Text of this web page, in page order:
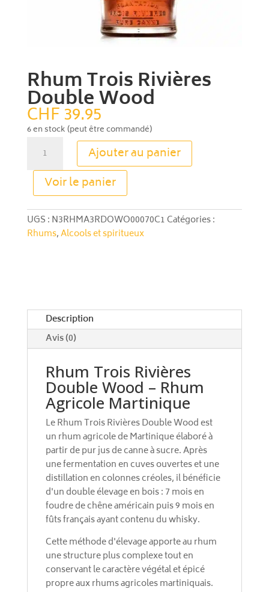
Rhum Trois Rivières
Double Wood
CHF39.95
6 en stock (peut être commandé)
Rhum
Trois
Rivières
Double
Wood
Ajouter au panier
Voir le panier
A
l
e
r
e
:
UGS : N3RHMA3RDOWO00070C1Catégories :
Rhums,Alcools et spiritueux
Description
Avis (0)
Rhum Trois Rivières
Double Wood – Rhum
Agricole Martinique
Le Rhum Trois Rivières Double Wood est
un rhum agricole de Martinique élaboré à
partir de pur jus de canne à sucre. Après
une fermentation en cuves ouvertes et une
distillation en colonnes créoles, il bénéficie
d'un double élevage en bois : 7 mois en
foudre de chêne américain puis 9 mois en
fûts français ayant contenu du whisky.
Cette méthode d'élevage apporte au rhum
une structure plus complexe tout en
conservant le caractère végétal et épicé
propre aux rhums agricoles martiniquais.